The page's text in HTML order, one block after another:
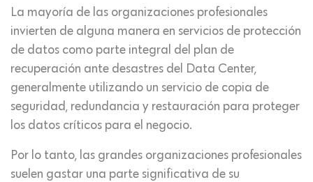
La mayoría de las organizaciones profesionales
invierten de alguna manera en servicios de protección
de datos como parte integral del plan de
recuperación ante desastres del Data Center,
generalmente utilizando un servicio de copia de
seguridad, redundancia y restauración para proteger
los datos críticos para el negocio.
Por lo tanto, las grandes organizaciones profesionales
suelen gastar una parte significativa de su